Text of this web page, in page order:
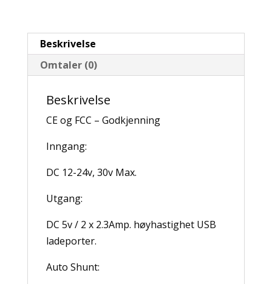
Beskrivelse
Omtaler (0)
Beskrivelse
CE og FCC – Godkjenning
Inngang:
DC 12-24v, 30v Max.
Utgang:
DC 5v / 2 x 2.3Amp. høyhastighet USB
ladeporter.
Auto Shunt: